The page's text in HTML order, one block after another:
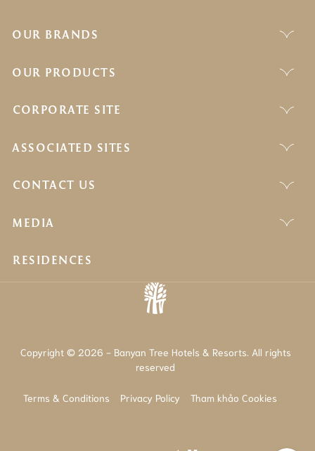
OUR BRANDS
OUR PRODUCTS
CORPORATE SITE
ASSOCIATED SITES
CONTACT US
MEDIA
RESIDENCES
Copyright © 2026 - Banyan Tree Hotels & Resorts. All rights
reserved
Terms & Conditions Privacy Policy Tham khảo Cookies